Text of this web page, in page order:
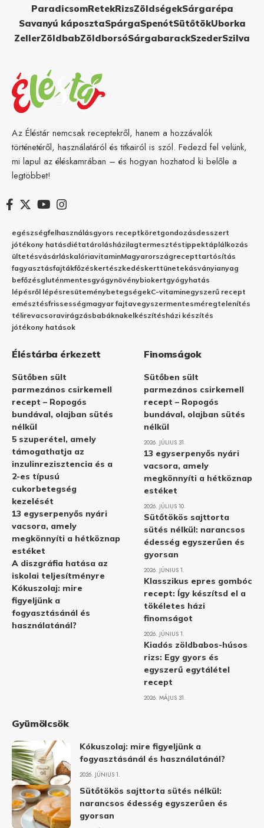
ParadicsomRetekRizsZöldségekSárgarépa
Savanyú káposztaSpárgaSpenótSütőtökUborka
ZellerZöldbabZöldborsóSárgabarackSzederSzilva
Az Éléstár nemcsak receptekről, hanem a hozzávalók
történetéről, használatáról és titkairól is szól. Fedezd fel velünk,
mi lapul az éléskamrában – és hogyan hozhatod ki belőle a
legtöbbet!
egészségfelhasználásgyors receptköretgondozásdesszert
jótékony hatásdiétatárolásházilagtermesztéstippektáplálkozás
ültetésvásárláskalóriavitaminMagyarországrecepttartósítás
fagyasztásfajtákfőzéskertészkedéskerttünetekásványianyag
befőzésgluténmentesgyógynövénybiokertgyógyhatás
lépésről lépésresüteménybetegségekC-vitaminegyszerű recept
emésztésfrissességmagyar fajtavegyszermentesméregtelenítés
télirevacsoravirágzásbabáknakelkészítésházi készítés
jótékony hatások
Éléstárba érkezett
Sütőben sült
parmezános csirkemell
recept – Ropogós
bundával, olajban sütés
nélkül
5 szuperétel, amely
támogathatja az
inzulinrezisztencia és a
2-es típusú
cukorbetegség
kezelését
13 egyserpenyős nyári
vacsora, amely
megkönnyíti a hétköznap
estéket
A diszgráfia hatása az
iskolai teljesítményre
Kókuszolaj: mire
figyeljünk a
fogyasztásánál és
használatánál?
Finomságok
Sütőben sült
parmezános csirkemell
recept – Ropogós
bundával, olajban sütés
nélkül
2026. JÚLIUS 31.
13 egyserpenyős nyári
vacsora, amely
megkönnyíti a hétköznap
estéket
2026. JÚLIUS 10.
Sütőtökös sajttorta
sütés nélkül: narancsos
édesség egyszerűen és
gyorsan
2026. JÚNIUS 1.
Klasszikus epres gombóc
recept: Így készítsd el a
tökéletes házi
finomságot
2026. JÚNIUS 1.
Kiadós zöldbabos-húsos
rizs: Egy gyors és
egyszerű egytálétel
recept
2026. MÁJUS 31.
Gyümölcsök
Kókuszolaj: mire figyeljünk a
fogyasztásánál és használatánál?
2026. JÚNIUS 1.
Sütőtökös sajttorta sütés nélkül:
narancsos édesség egyszerűen és
gyorsan